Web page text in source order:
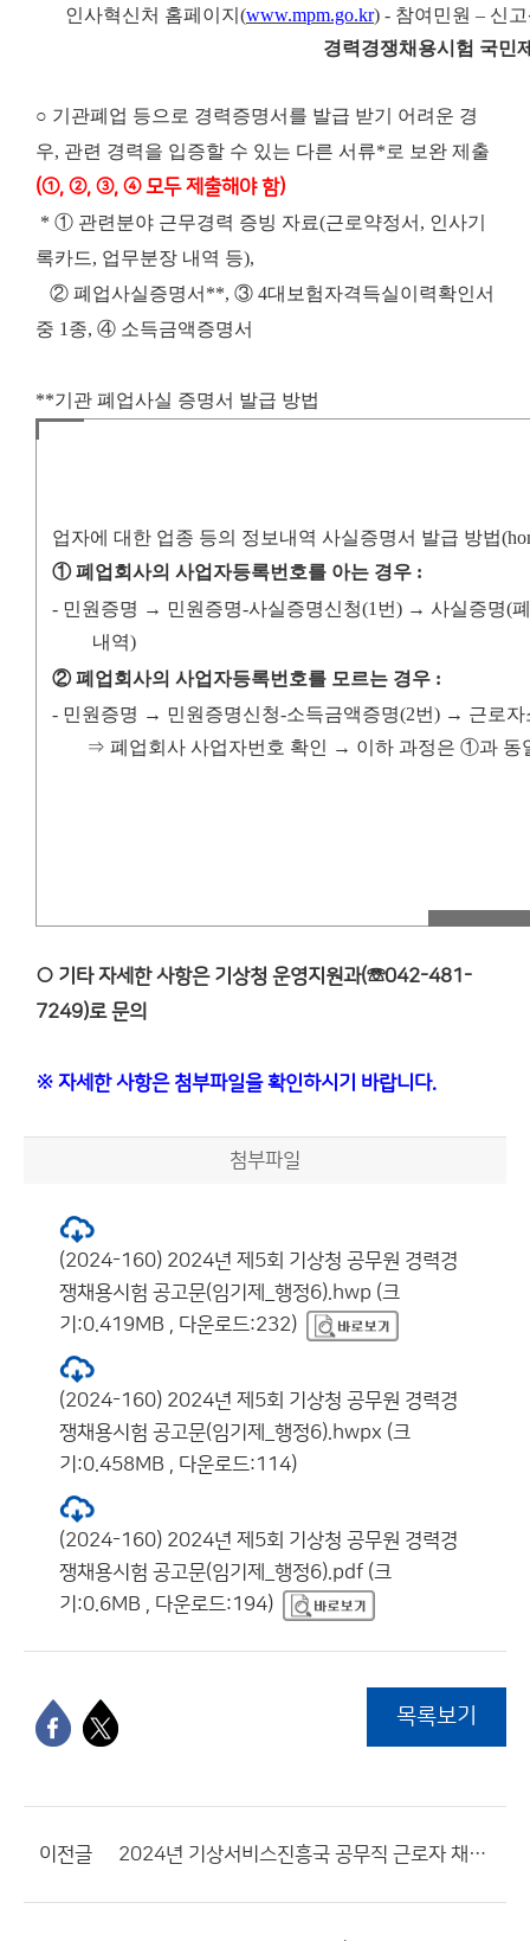
인사혁신처 홈페이지 (www.mpm.go.kr) - 참여민원 – 신
경력경쟁채용시험 국민
○ 기관폐업 등으로 경력증명서를 발급 받기 어려운 경
우, 관련 경력을 입증할 수 있는 다른 서류*로 보완 제출
(①, ②, ③, ④ 모두 제출해야 함)
* ① 관련분야 근무경력 증빙 자료(근로약정서, 인사기
록카드, 업무분장 내역 등),
② 폐업사실증명서**, ③ 4대보험자격득실이력확인서
중 1종, ④ 소득금액증명서
**기관 폐업사실 증명서 발급 방법
업자에 대한 업종 등의 정보내역 사실증명서 발급 방법
①폐업회사의 사업자등록번호를 아는 경우 :
- 민원증명 → 민원증명-사실증명신청(1 번) →사실증명(
내역)
②폐업회사의 사업자등록번호를 모르는 경우 :
- 민원증명 → 민원증명신청-소득금액증명(2번) → 근로
⇒폐업회사 사업자번호 확인 → 이하 과정은①과 동
○ 기타 자세한 사항은 기상청 운영지원과(☏042-481-
7249)로 문의
※ 자세한 사항은 첨부파일을 확인하시기 바랍니다.
첨부파일
(2024-160) 2024년 제5회 기상청 공무원 경력경
쟁채용시험 공고문(임기제_행정6).hwp (크
기:0.419MB , 다운로드:232)
(2024-160) 2024년 제5회 기상청 공무원 경력경
쟁채용시험 공고문(임기제_행정6).hwpx (크
기:0.458MB , 다운로드:114)
(2024-160) 2024년 제5회 기상청 공무원 경력경
쟁채용시험 공고문(임기제_행정6).pdf (크
기:0.6MB , 다운로드:194)
목록보기
이전글 2024년 기상서비스진흥국 공무직 근로자 채용 최종합격자 공고